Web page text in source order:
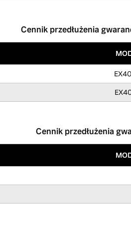
Cennik przedłużenia
Cennik przedłużenia